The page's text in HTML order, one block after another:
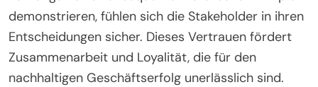
demonstrieren, fühlen sich die Stakeholder in ihren
Entscheidungen sicher. Dieses Vertrauen fördert
Zusammenarbeit und Loyalität, die für den
nachhaltigen Geschäftserfolg unerlässlich sind.